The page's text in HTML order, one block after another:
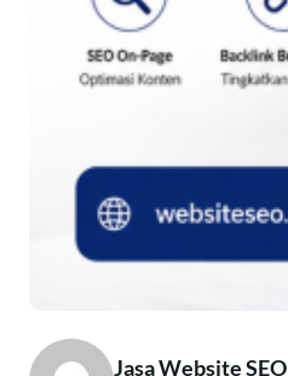
Jasa Website SEO